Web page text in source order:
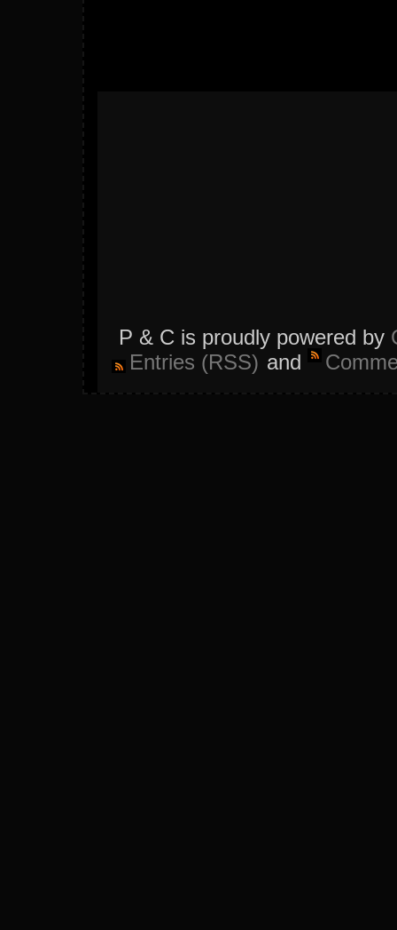
P & C is proudly powered by
Entries (RSS) and